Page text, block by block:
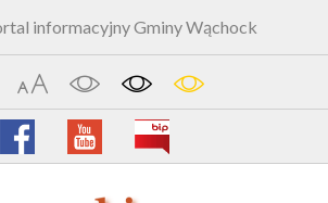
informacyjny Gminy Wąchock